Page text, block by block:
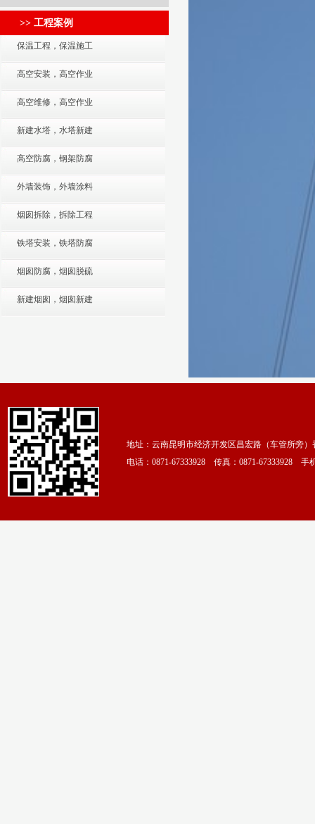
>> 工程案例
保温工程，保温施工
高空安装，高空作业
高空维修，高空作业
新建水塔，水塔新建
高空防腐，钢架防腐
外墙装饰，外墙涂料
烟囱拆除，拆除工程
铁塔安装，铁塔防腐
烟囱防腐，烟囱脱硫
新建烟囱，烟囱新建
地址：云南昆明市经济开发区昌宏路（车管所旁
电话：0871-67333928 传真：0871-67333928 手